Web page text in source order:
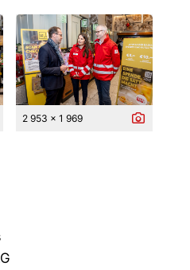
2 953 x 1 969